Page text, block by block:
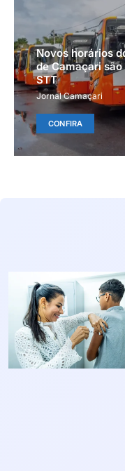
Novos horários
de Camaçari
STT
Jornal Camaçari
CONFIRA